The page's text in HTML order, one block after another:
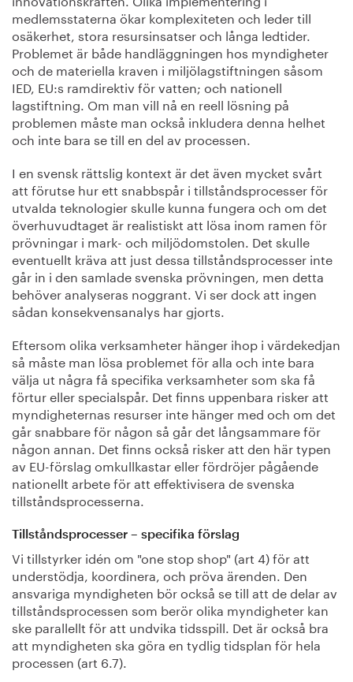
medlemsstaterna ökar komplexiteten och leder till
osäkerhet, stora resursinsatser och långa ledtider.
Problemet är både handläggningen hos myndigheter
och de materiella kraven i miljölagstiftningen såsom
IED, EU:s ramdirektiv för vatten; och nationell
lagstiftning. Om man vill nå en reell lösning på
problemen måste man också inkludera denna helhet
och inte bara se till en del av processen.
I en svensk rättslig kontext är det även mycket svårt
att förutse hur ett snabbspår i tillståndsprocesser för
utvalda teknologier skulle kunna fungera och om det
överhuvudtaget är realistiskt att lösa inom ramen för
prövningar i mark- och miljödomstolen. Det skulle
eventuellt kräva att just dessa tillståndsprocesser inte
går in i den samlade svenska prövningen, men detta
behöver analyseras noggrant. Vi ser dock att ingen
sådan konsekvensanalys har gjorts.
Eftersom olika verksamheter hänger ihop i värdekedjan
så måste man lösa problemet för alla och inte bara
välja ut några få specifika verksamheter som ska få
förtur eller specialspår. Det finns uppenbara risker att
myndigheternas resurser inte hänger med och om det
går snabbare för någon så går det långsammare för
någon annan. Det finns också risker att den här typen
av EU-förslag omkullkastar eller fördröjer pågående
nationellt arbete för att effektivisera de svenska
tillståndsprocesserna.
Tillståndsprocesser – specifika förslag
Vi tillstyrker idén om "one stop shop" (art 4) för att
understödja, koordinera, och pröva ärenden. Den
ansvariga myndigheten bör också se till att de delar av
tillståndsprocessen som berör olika myndigheter kan
ske parallellt för att undvika tidsspill. Det är också bra
att myndigheten ska göra en tydlig tidsplan för hela
processen (art 6.7).